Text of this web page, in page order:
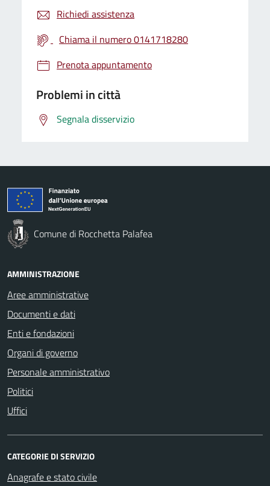
Richiedi assistenza
Chiama il numero 0141718280
Prenota appuntamento
Problemi in città
Segnala disservizio
Comune di Rocchetta Palafea
AMMINISTRAZIONE
Aree amministrative
Documenti e dati
Enti e fondazioni
Organi di governo
Personale amministrativo
Politici
Uffici
CATEGORIE DI SERVIZIO
Anagrafe e stato civile